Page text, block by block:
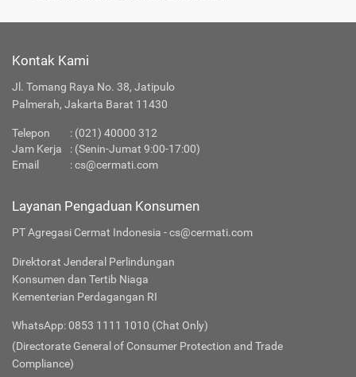
Kontak Kami
Jl. Tomang Raya No. 38, Jatipulo
Palmerah, Jakarta Barat 11430
Telepon : (021) 40000 312
Jam Kerja
: (Senin-Jumat 9:00-17:00)
Email
:cs@cermati.com
Layanan Pengaduan Konsumen
PT Agregasi Cermat Indonesia - cs@cermati.com
Direktorat Jenderal Perlindungan
Konsumen dan Tertib Niaga
Kementerian Perdagangan RI
WhatsApp: 0853 1111 1010 (Chat Only)
(Directorate General of Consumer Protection and Trade
Compliance)